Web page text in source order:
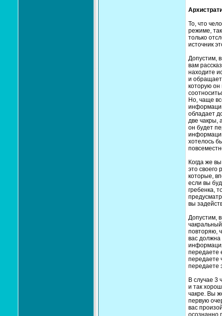
То, что
режиме,
только
источник
Допустим,
вам
находите
и
которую он
Но, чаще
обладает
две чакры,
он будет
хотелось
Когда же
это своего
которые,
если вы
гребенка,
вы
Допустим,
повторяю,
вас должна
передаете
передаете
передаете
В случае 3
и так
чакре. Вы
первую
вас
осознанно